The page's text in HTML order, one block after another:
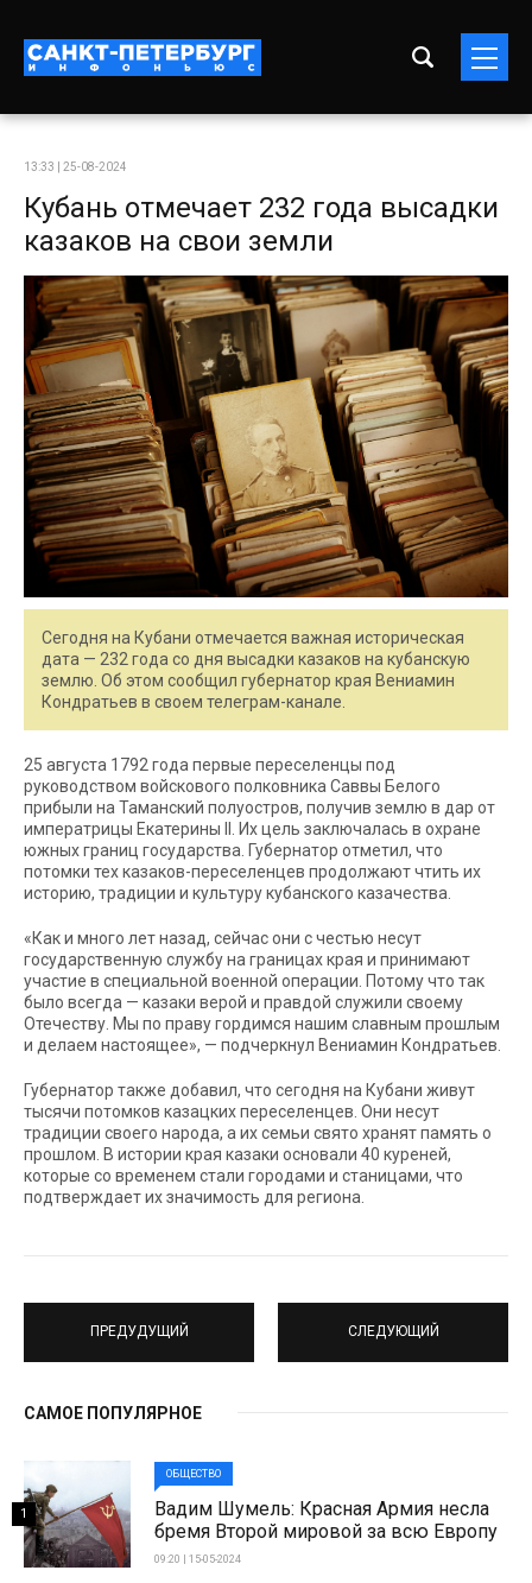
13:33 | 25-08-2024
Кубань отмечает 232 года высадки
казаков на свои земли
Сегодня на Кубани отмечается важная историческая
дата — 232 года со дня высадки казаков на кубанскую
землю. Об этом сообщил губернатор края Вениамин
Кондратьев в своем телеграм-канале.
25 августа 1792 года первые переселенцы под
руководством войскового полковника Саввы Белого
прибыли на Таманский полуостров, получив землю в дар от
императрицы Екатерины II. Их цель заключалась в охране
южных границ государства. Губернатор отметил, что
потомки тех казаков-переселенцев продолжают чтить их
историю, традиции и культуру кубанского казачества.
«Как и много лет назад, сейчас они с честью несут
государственную службу на границах края и принимают
участие в специальной военной операции. Потому что так
было всегда — казаки верой и правдой служили своему
Отечеству. Мы по праву гордимся нашим славным прошлым
и делаем настоящее», — подчеркнул Вениамин Кондратьев.
Губернатор также добавил, что сегодня на Кубани живут
тысячи потомков казацких переселенцев. Они несут
традиции своего народа, а их семьи свято хранят память о
прошлом. В истории края казаки основали 40 куреней,
которые со временем стали городами и станицами, что
подтверждает их значимость для региона.
ПРЕДУДУЩИЙ СЛЕДУЮЩИЙ
САМОЕ ПОПУЛЯРНОЕ
ОБЩЕСТВО
Вадим Шумель: Красная Армия несла
бремя Второй мировой за всю Европу
09:20 | 15-05-2024
1